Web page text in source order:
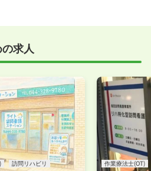
業様によってはWEB面接を導入
可能ですので、お気軽にお申し
求人
訪問リハビリ 作業療法士(OT)